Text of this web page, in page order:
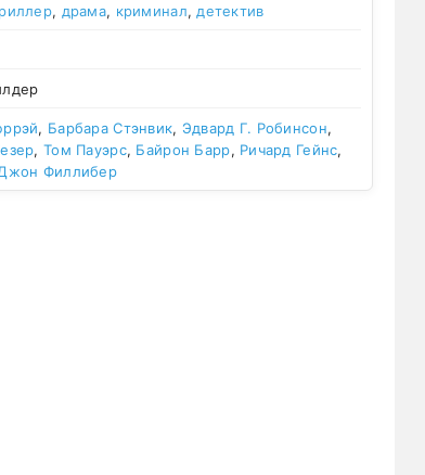
, драма, криминал, детектив
, Барбара Стэнвик, Эдвард Г. Робинсон,
,Том Пауэрс, Байрон Барр, Ричард Гейнс,
Филлибер